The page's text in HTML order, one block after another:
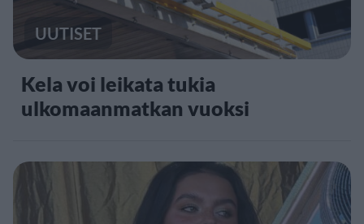
UUTISET
Kela voi leikata tukia
ulkomaanmatkan vuoksi